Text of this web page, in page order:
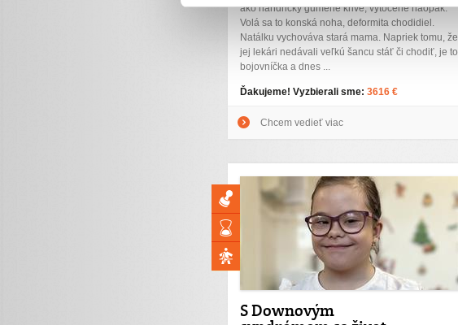
ako handričky gumené krivé, vytočené naopak.
Volá sa to konská noha, deformita chodidiel.
Natálku vychováva stará mama. Napriek tomu, že
jej lekári nedávali veľkú šancu stáť či chodiť, je to
bojovníčka a dnes ...
Ďakujeme! Vyzbierali sme: 3616 €
Chcem vedieť viac
S Downovým